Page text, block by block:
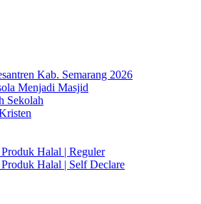
Kab. Semarang 2026
Menjadi Masjid
Sekolah
Halal | Reguler
Halal | Self Declare